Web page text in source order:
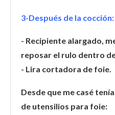
3-Después de la cocción:
- Recipiente alargado,
reposar el rulo dentro
- Lira cortadora de foie.
Desde que me casé
de utensilios para foie: